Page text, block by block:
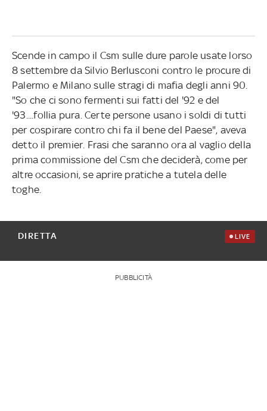
Scende in campo il Csm sulle dure parole usate lorso
8 settembre da Silvio Berlusconi contro le procure di
Palermo e Milano sulle stragi di mafia degli anni 90.
"So che ci sono fermenti sui fatti del '92 e del
'93....follia pura. Certe persone usano i soldi di tutti
per cospirare contro chi fa il bene del Paese", aveva
detto il premier. Frasi che saranno ora al vaglio della
prima commissione del Csm che deciderà, come per
altre occasioni, se aprire pratiche a tutela delle
toghe.
DIRETTA LIVE
PUBBLICITÀ